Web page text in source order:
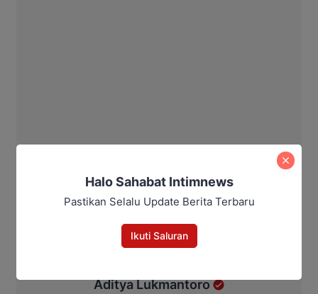
Aditya Lukmantoro
Halo Sahabat Intimnews
Pastikan Selalu Update Berita Terbaru
Ikuti Saluran